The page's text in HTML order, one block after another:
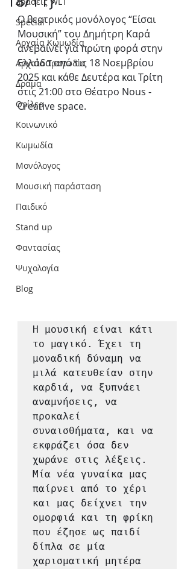
Special
Αρχαία Κωμωδία
Αρχαία Τραγωδία
Δράμα
Θρίλερ
Κοινωνικό
Κωμωδία
Μονόλογος
Μουσική παράσταση
Παιδικό
Stand up
Φαντασίας
Ψυχολογία
Blog
Ο θεατρικός μονόλογος “Είσαι
Μουσική” του Δημήτρη Καρά
ανεβαίνει για πρώτη φορά στην
Ελλάδα από τις 18 Νοεμβρίου
2025 και κάθε Δευτέρα και Τρίτη
στις 21:00 στο Θέατρο Nous -
Creative space.
Η μουσική είναι κάτι
το μαγικό. Έχει τη
μοναδική δύναμη να
μιλά κατευθείαν στην
καρδιά, να ξυπνάει
αναμνήσεις, να
προκαλεί
συναισθήματα, και να
εκφράζει όσα δεν
χωράνε στις λέξεις.
Μία νέα γυναίκα μας
παίρνει από το χέρι
και μας δείχνει την
ομορφιά και τη φρίκη
που έζησε ως παιδί
δίπλα σε μία
χαρισματική μητέρα